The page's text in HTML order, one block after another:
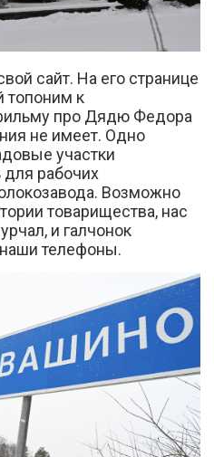
сайт. На его странице
топоним к
про Дядю Федора
не имеет. Одно
участки
для рабочих
Возможно
товарищества, нас
и галчонок
наши телефоны.